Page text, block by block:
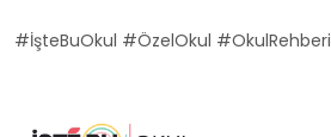
#İşteBuOkul #ÖzelOkul #OkulRehberi